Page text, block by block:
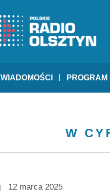
WIADOMOŚCI PROGRAM
W
12 marca 2025